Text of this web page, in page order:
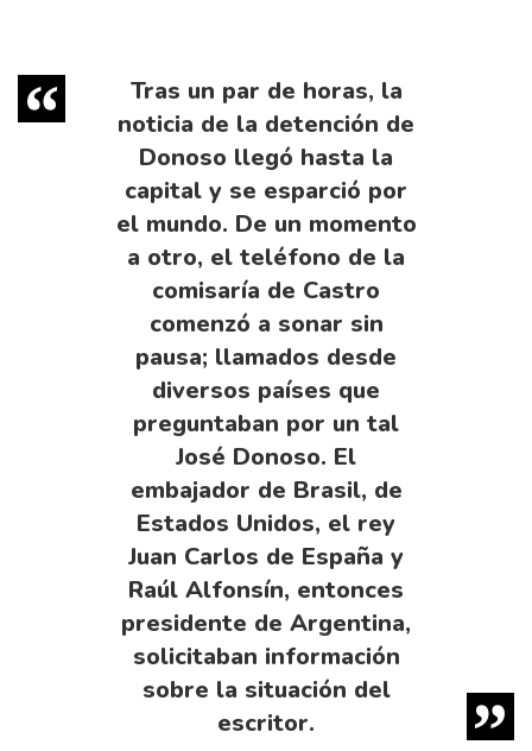
Tras un par de horas, la
noticia de la detención de
Donoso llegó hasta la
capital y se esparció por
el mundo. De un momento
a otro, el teléfono de la
comisaría de Castro
comenzó a sonar sin
pausa; llamados desde
diversos países que
preguntaban por un tal
José Donoso. El
embajador de Brasil, de
Estados Unidos, el rey
Juan Carlos de España y
Raúl Alfonsín, entonces
presidente de Argentina,
solicitaban información
sobre la situación del
escritor.